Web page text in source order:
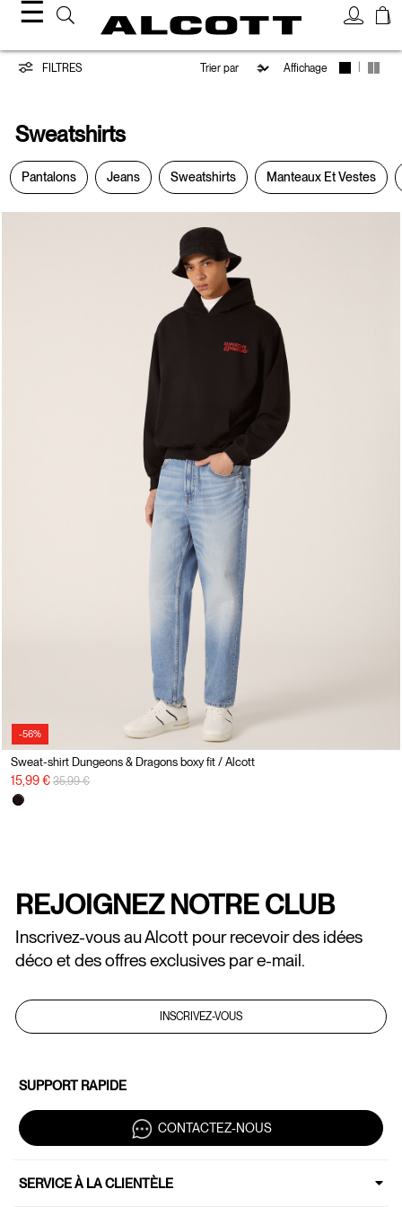
☰
Sweatshirts
FILTRES Affichage
Sweatshirts
Pantalons Jeans Sweatshirts Manteaux Et Vestes
-56%
Sweat-shirt Dungeons & Dragons boxy fit / Alcott
15,99 € Prix réduit de
35,99 €à
REJOIGNEZ NOTRE CLUB
Inscrivez-vous au Alcott pour recevoir des idées
déco et des offres exclusives par e-mail.
INSCRIVEZ-VOUS
SUPPORT RAPIDE
CONTACTEZ-NOUS
SERVICE À LA CLIENTÈLE